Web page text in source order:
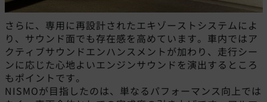
さらに、専用に再設計されたエキゾーストシステムによ
り、サウンド面でも存在感を高めています。車内ではア
クティブサウンドエンハンスメントが加わり、走行シー
ンに応じた心地よいエンジンサウンドを演出するところ
もポイントです。
NISMOが目指したのは、単なるパフォーマンス向上では